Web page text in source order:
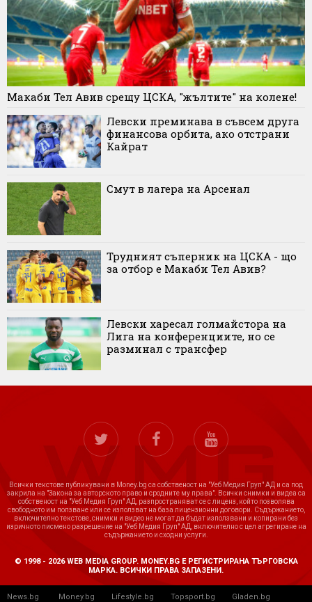
Макаби Тел Авив срещу ЦСКА, "жълтите" на колене!
Левски преминава в съвсем друга
финансова орбита, ако отстрани
Кайрат
Смут в лагера на Арсенал
Трудният съперник на ЦСКА - що
за отбор е Макаби Тел Авив?
Левски харесал голмайстора на
Лига на конференциите, но се
разминал с трансфер
Всички текстове публикувани в Money.bg са собственост на "Уеб Медия Груп" АД и са под
закрила на "Закона за авторското право и сродните му права". Всички снимки и видеа са
собственост на "Уеб Медия Груп" АД, разпространяват се с лиценз, който позволява
свободното им ползване или се използват на база лицензионни договори. Съдържанието,
включително текстове, снимки и видео не могат да бъдат използвани и копирани без
изричното писмено разрешение на "Уеб Медия Груп" АД, включително с цел агрегиране на
съдържанието и сходни услуги.
© 1998 - 2026 WEB MEDIA GROUP. MONEY.BG Е РЕГИСТРИРАНА ТЪРГОВСКА
МАРКА. ВСИЧКИ ПРАВА ЗАПАЗЕНИ.
News.bg Money.bg Lifestyle.bg Topsport.bg Gladen.bg